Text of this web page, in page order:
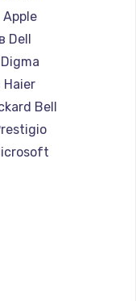
Dell
Haier
Bell